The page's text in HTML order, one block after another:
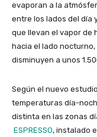
evaporan a la
entre los lados del día
que llevan el vapor de
hacia el lado
disminuyen a unos
Según el nuevo
temperaturas día-
distinta en las zonas
ESPRESSO, instalado